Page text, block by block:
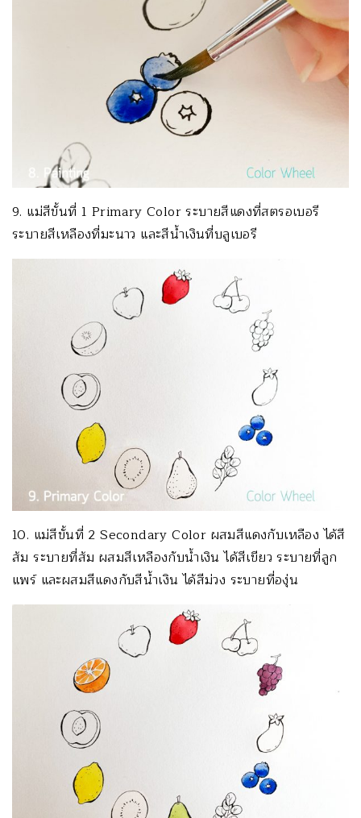
9. แม่สีขั้นที่ 1 Primary Color ระบายสีแดงที่สตรอเบอรี
ระบายสีเหลืองที่มะนาว และสีน้ำเงินที่บลูเบอรี
10. แม่สีขั้นที่ 2 Secondary Color ผสมสีแดงกับเหลือง ได้สี
ส้ม ระบายที่ส้ม ผสมสีเหลืองกับน้ำเงิน ได้สีเขียว ระบายที่ลูก
แพร์ และผสมสีแดงกับสีน้ำเงิน ได้สีม่วง ระบายที่องุ่น